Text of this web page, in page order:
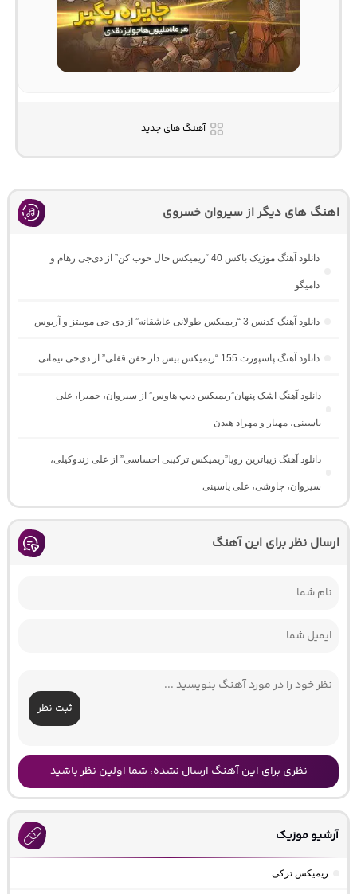
آهنگ های جدید
اهنگ های دیگر از سیروان خسروی
دانلود آهنگ موزیک باکس 40 “ریمیکس حال خوب کن” از دی‌جی رهام و
دامیگو
دانلود آهنگ کدنس 3 “ریمیکس طولانی عاشقانه” از دی جی موبیتز و آریوس
دانلود آهنگ پاسپورت 155 “ریمیکس بیس دار خفن قفلی” از دی‌جی نیمانی
دانلود آهنگ اشک پنهان”ریمیکس دیپ هاوس” از سیروان، حمیرا، علی
یاسینی، مهیار و مهراد هیدن
دانلود آهنگ زیباترین رویا”ریمیکس ترکیبی احساسی” از علی زندوکیلی،
سیروان، چاوشی، علی یاسینی
ارسال نظر برای این آهنگ
ثبت نظر
نظری برای این آهنگ ارسال نشده، شما اولین نظر باشید
آرشیو موزیک
ریمیکس ترکی